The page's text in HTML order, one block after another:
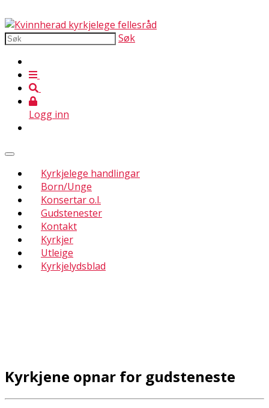
Søk
Logg inn
Kyrkjelege handlingar
Born/Unge
Konsertar o.l.
Gudstenester
Kontakt
Kyrkjer
Utleige
Kyrkjelydsblad
Kyrkjene opnar for gudsteneste